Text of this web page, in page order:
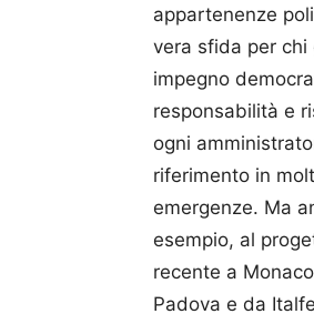
appartenenze
vera sfida per chi
impegno
responsabilità e
ogni
riferimento in
emergenze. Ma
esempio, al
recente a
Padova e da